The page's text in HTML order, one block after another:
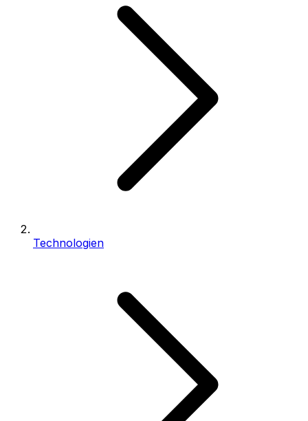
Technologien